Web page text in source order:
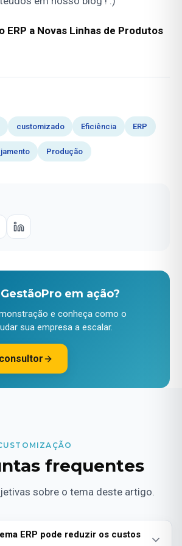
ERP a Novas Linhas de Produtos
customizado Eficiência ERP
Produção
em ação?
e conheça como o
sua empresa a escalar.
frequentes
sobre o tema deste artigo.
ERP pode reduzir os custos